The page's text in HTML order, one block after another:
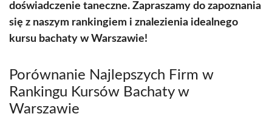
doświadczenie taneczne. Zapraszamy do zapoznania
się z naszym rankingiem i znalezienia idealnego
kursu bachaty w Warszawie!
Porównanie Najlepszych Firm w
Rankingu Kursów Bachaty w
Warszawie